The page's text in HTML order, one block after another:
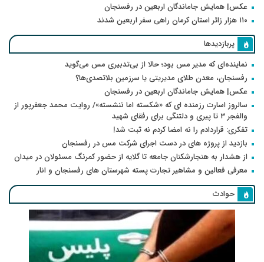
عکس| همایش جاماندگان اربعین در رفسنجان
۱۱۰ هزار زائر استان کرمان راهی سفر اربعین شدند
پربازدیدها
نماینده‌ای که مدیر مس بود؛ حالا از بی‌تدبیری مس می‌گوید
رفسنجان، معدن طلای مدیریتی یا سرزمین بلاتصدی‌ها؟
عکس| همایش جاماندگان اربعین در رفسنجان
سالروز اسارت رزمنده ای که «شکسته اما ننشسته»/ روایت محمد جعفرپور از
والفجر ۳ تا پیری و دلتنگی برای رفقای شهید
تفکری: قراردادم را نه امضا کردم نه ثبت شد!
بازدید از پروژه های در دست اجرای شرکت مس در رفسنجان
از هشدار به هنجارشکنان جامعه تا گلایه از حضور کمرنگ مسئولان در میدان
معرفی فعالین و مشاهیر تجارت پسته شهرستان های رفسنجان و انار
حوادث